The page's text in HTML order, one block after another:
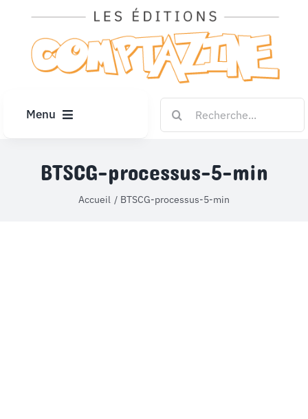
contenu
Menu
BTSCG-processus-5-min
Accueil BTSCG-processus-5-min